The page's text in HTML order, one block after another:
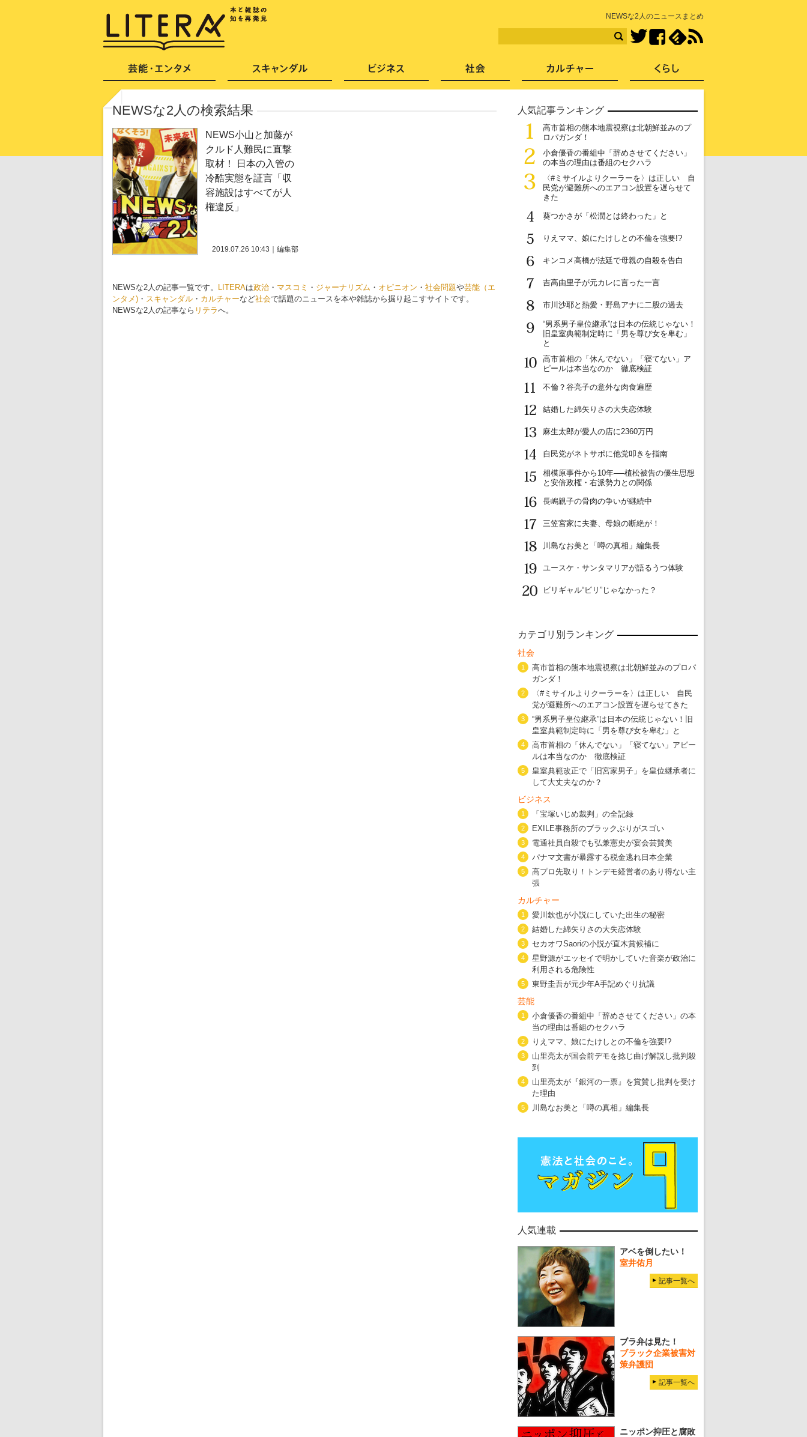
NEWSな2人のニュースまとめ
TwitterFacebook
NEWSな2人の検索結果
NEWS小山と加藤が
クルド人難民に直撃
取材！ 日本の入管の
冷酷実態を証言「収
容施設はすべてが人
権違反」
2019.07.26 10:43 編集部
NEWSな2人の記事一覧です。 LITERAは政治 ・ マスコミ ・ ジャーナリズム ・ オピニオン ・ 社会問題や芸能（エ
ンタメ) ・ スキャンダル ・ カルチャーなど社会で話題のニュースを本や雑誌から掘り起こすサイトです。
NEWSな2人の記事なら リテラへ。
人気記事ランキング
1
高市首相の熊本地震視察は北朝鮮並みのプ
ロパガンダ！
2
小倉優香の番組中「辞めさせてください」
の本当の理由は番組のセクハラ
3
〈#ミサイルよりクーラーを〉は正しい 自
民党が避難所へのエアコン設置を遅らせて
きた
4
葵つかさが「松潤とは終わった」と
5
りえママ、娘にたけしとの不倫を強要!?
6
キンコメ高橋が法廷で母親の自殺を告白
7
吉高由里子が元カレに言った一言
8
市川沙耶と熱愛・野島アナに二股の過去
9
“男系男子皇位継承”は日本の伝統じゃない！
旧皇室典範制定時に「男を尊び女を卑む」
と
10
高市首相の「休んでない」「寝てない」ア
ピールは本当なのか 徹底検証
11
不倫？谷亮子の意外な肉食遍歴
12
結婚した綿矢りさの大失恋体験
13
麻生太郎が愛人の店に2360万円
14
自民党がネトサポに他党叩きを指南
15
相模原事件から10年──植松被告の優生思想
と安倍政権・右派勢力との関係
16
長嶋親子の骨肉の争いが継続中
17
三笠宮家に夫妻、母娘の断絶が！
18
川島なお美と「噂の真相」編集長
19
ユースケ・サンタマリアが語るうつ体験
20
ビリギャル“ビリ”じゃなかった？
カテゴリ別ランキング
社会
1
高市首相の熊本地震視察は北朝鮮並みのプロパ
ガンダ！
2
〈#ミサイルよりクーラーを〉は正しい 自民
党が避難所へのエアコン設置を遅らせてきた
3
“男系男子皇位継承”は日本の伝統じゃない！旧
皇室典範制定時に「男を尊び女を卑む」と
4
高市首相の「休んでない」「寝てない」アピー
ルは本当なのか 徹底検証
5
皇室典範改正で「旧宮家男子」を皇位継承者に
して大丈夫なのか？
ビジネス
1 「宝塚いじめ裁判」の全記録
2 EXILE事務所のブラックぶりがスゴい
3 電通社員自殺でも弘兼憲史が宴会芸賛美
4 パナマ文書が暴露する税金逃れ日本企業
5
高プロ先取り！トンデモ経営者のあり得ない主
張
カルチャー
1 愛川欽也が小説にしていた出生の秘密
2 結婚した綿矢りさの大失恋体験
3 セカオワSaoriの小説が直木賞候補に
4
星野源がエッセイで明かしていた音楽が政治に
利用される危険性
5 東野圭吾が元少年A手記めぐり抗議
芸能
1
小倉優香の番組中「辞めさせてください」の本
当の理由は番組のセクハラ
2 りえママ、娘にたけしとの不倫を強要!?
3
山里亮太が国会前デモを捻じ曲げ解説し批判殺
到
4
山里亮太が『銀河の一票』を賞賛し批判を受け
た理由
5 川島なお美と「噂の真相」編集長
人気連載
アベを倒したい！
室井佑月
記事一覧へ
ブラ弁は見た！
ブラック企業被害対
策弁護団
記事一覧へ
ニッポン抑圧と腐敗
芸能・エンタメ スキャンダル 社会